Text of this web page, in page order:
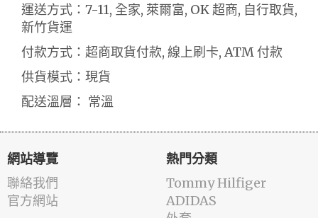
運送方式：7-11, 全家, 萊爾富, OK 超商, 自行取貨,
新竹貨運
付款方式：超商取貨付款, 線上刷卡, ATM 付款
供貨模式：現貨
配送溫層： 常溫
網站導覽
聯絡我們
官方網站
熱門分類
Tommy Hilfiger
ADIDAS